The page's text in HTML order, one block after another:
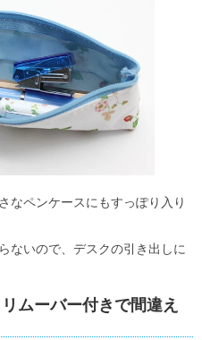
なペンケースにもすっぽり入り
ないので、デスクの引き出しに
ムーバー付きで間違え